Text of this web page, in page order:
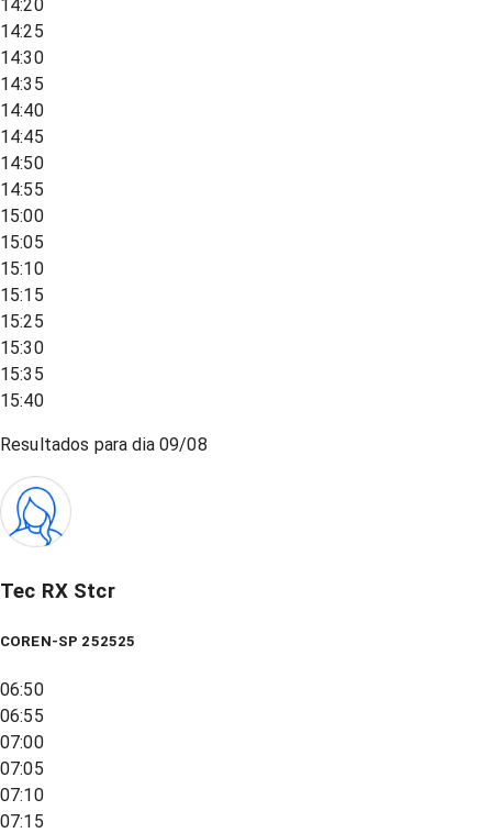
14:20
14:25
14:30
14:35
14:40
14:45
14:50
14:55
15:00
15:05
15:10
15:15
15:25
15:30
15:35
15:40
Resultados para dia09/08
Tec RX Stcr
COREN-SP 252525
06:50
06:55
07:00
07:05
07:10
07:15